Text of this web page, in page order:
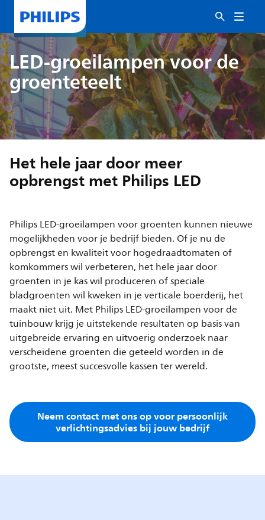
LED-groeilampen voor de
groenteteelt
Het hele jaar door meer
opbrengst met Philips LED
Philips LED-groeilampen voor groenten kunnen nieuwe
mogelijkheden voor je bedrijf bieden. Of je nu de
opbrengst en kwaliteit voor hogedraadtomaten of
komkommers wil verbeteren, het hele jaar door
groenten in je kas wil produceren of speciale
bladgroenten wil kweken in je verticale boerderij, het
maakt niet uit. Met Philips LED-groeilampen voor de
tuinbouw krijg je uitstekende resultaten op basis van
uitgebreide ervaring en uitvoerig onderzoek naar
verscheidene groenten die geteeld worden in de
grootste, meest succesvolle kassen ter wereld.
Neem contact met ons op voor persoonlijk
verlichtingsadvies bij jouw bedrijf